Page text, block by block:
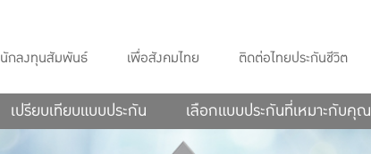
นักลงทุนสัมพันธ์ เพื่อสังคมไทย ติดต่อไทยประกันชีวิต
เปรียบเทียบแบบประกัน เลือกแบบประกันที่เหมาะกับคุณ